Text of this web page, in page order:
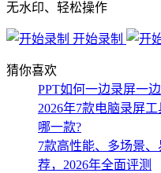
无水印、轻松操作
开始录制
猜你喜欢
PPT如何一边录屏一
2026年7款电脑录屏
哪一款?
7款高性能、多场景
荐，2026年全面评测